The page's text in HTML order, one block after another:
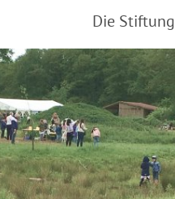
Die Stiftung